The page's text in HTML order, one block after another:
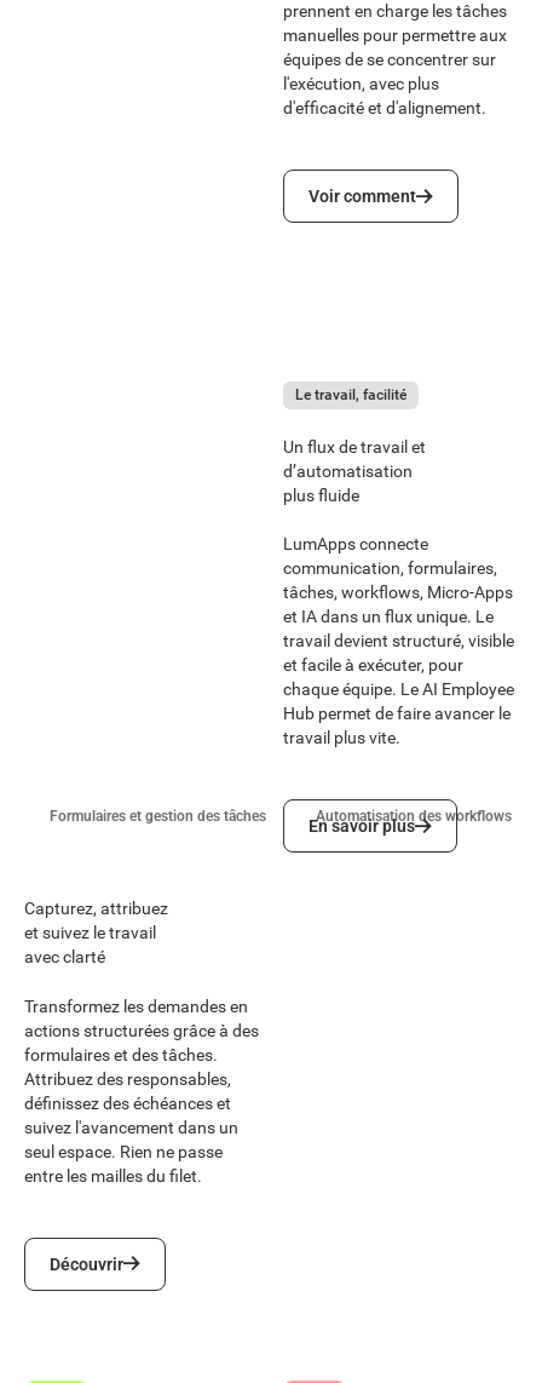
prennent en charge les tâches
manuelles pour permettre aux
équipes de se concentrer sur
l'exécution, avec plus
d'efficacité et d'alignement.
Voir comment
Voir comment
Le travail, facilité
Un flux de travail et
d’automatisation
plus fluide
LumApps connecte
communication, formulaires,
tâches, workflows, Micro-Apps
et IA dans un flux unique. Le
travail devient structuré, visible
et facile à exécuter, pour
chaque équipe. Le AI Employee
Hub permet de faire avancer le
travail plus vite.
En savoir plus
En savoir plus
Formulaires et gestion des tâches Automatisation des workflows
Capturez, attribuez
et suivez le travail
avec clarté
Transformez les demandes en
actions structurées grâce à des
formulaires et des tâches.
Attribuez des responsables,
définissez des échéances et
suivez l'avancement dans un
seul espace. Rien ne passe
entre les mailles du filet.
Découvrir
Découvrir